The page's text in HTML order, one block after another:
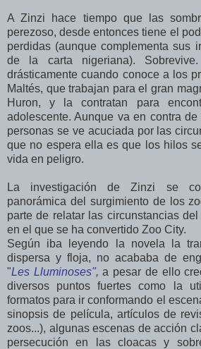
A Zinzi hace tiempo que las
perezoso, desde entonces tiene el
perdidas (aunque complementa sus
de la carta nigeriana).
drásticamente cuando conoce a los
Maltés, que trabajan para el gran
Huron, y la contratan para
adolescente. Aunque va en contra
personas se ve acuciada por las
que no espera ella es que los hilos
vida en peligro.
La investigación de Zinzi se
panorámica del surgimiento de los
parte de relatar las circunstancias
en el que se ha convertido Zoo City.
Según iba leyendo la novela la
dispersa y floja, no acababa de
"Les Lluminoses",a pesar de ello
diversos puntos fuertes como la
formatos para ir conformando el
sinopsis de película, artículos de
zoos...), algunas escenas de acción
persecución en las cloacas y